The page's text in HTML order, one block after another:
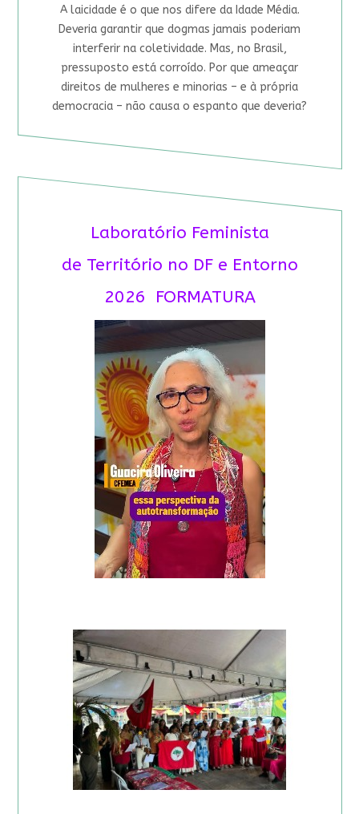
A laicidade é o que nos difere da Idade Média.
Deveria garantir que dogmas jamais poderiam
interferir na coletividade. Mas, no Brasil,
pressuposto está corroído. Por que ameaçar
direitos de mulheres e minorias – e à própria
democracia – não causa o espanto que deveria?
Laboratório Feminista
de Território no DF e Entorno
2026 FORMATURA